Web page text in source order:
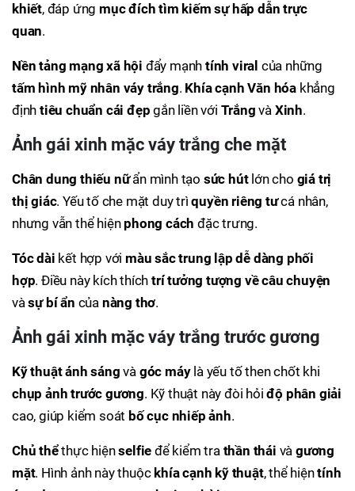
khiết, đáp ứng mục đích tìm kiếm sự hấp dẫn trực
quan.
Nền tảng mạng xã hội đẩy mạnh tính viral của những
tấm hình mỹ nhân váy trắng. Khía cạnh Văn hóa khẳng
định tiêu chuẩn cái đẹp gắn liền với Trắng và Xinh.
Ảnh gái xinh mặc váy trắng che mặt
Chân dung thiếu nữẩn mình tạo sức hútlớn cho giá trị
thị giác. Yếu tố che mặt duy trìquyền riêng tưcá nhân,
nhưng vẫn thể hiện phong cách đặc trưng.
Tóc dài kết hợp với màu sắc trung lập dễ dàng phối
hợp. Điều này kích thíchtrí tưởng tượng về câu chuyện
vàsự bí ẩn của nàng thơ.
Ảnh gái xinh mặc váy trắng trước gương
Kỹ thuật ánh sáng và góc máylà yếu tố then chốt khi
chụp ảnh trước gương. Kỹ thuật này đòi hỏiđộ phân giải
cao, giúp kiểm soát bố cục nhiếp ảnh.
Chủ thểthực hiệnselfie để kiểm tra thần thái vàgương
mặt. Hình ảnh này thuộc khía cạnh kỹ thuật, thể hiệntính